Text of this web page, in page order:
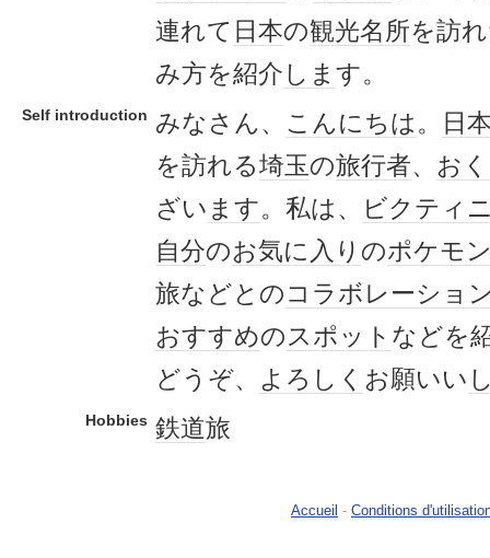
連れて 日本の観光名所を訪
み方を紹介 しま す。
Self introduction みなさん、 こんにちは。
日
を訪れる埼玉の旅行者、 お
ざい ます。私は、
ビクティ
自分のお気に入り のポケモ
旅などとのコラボレーショ
おすすめのスポット などを
どうぞ、
よろしく お願いい
Hobbies 鉄道旅
Accueil - Conditions